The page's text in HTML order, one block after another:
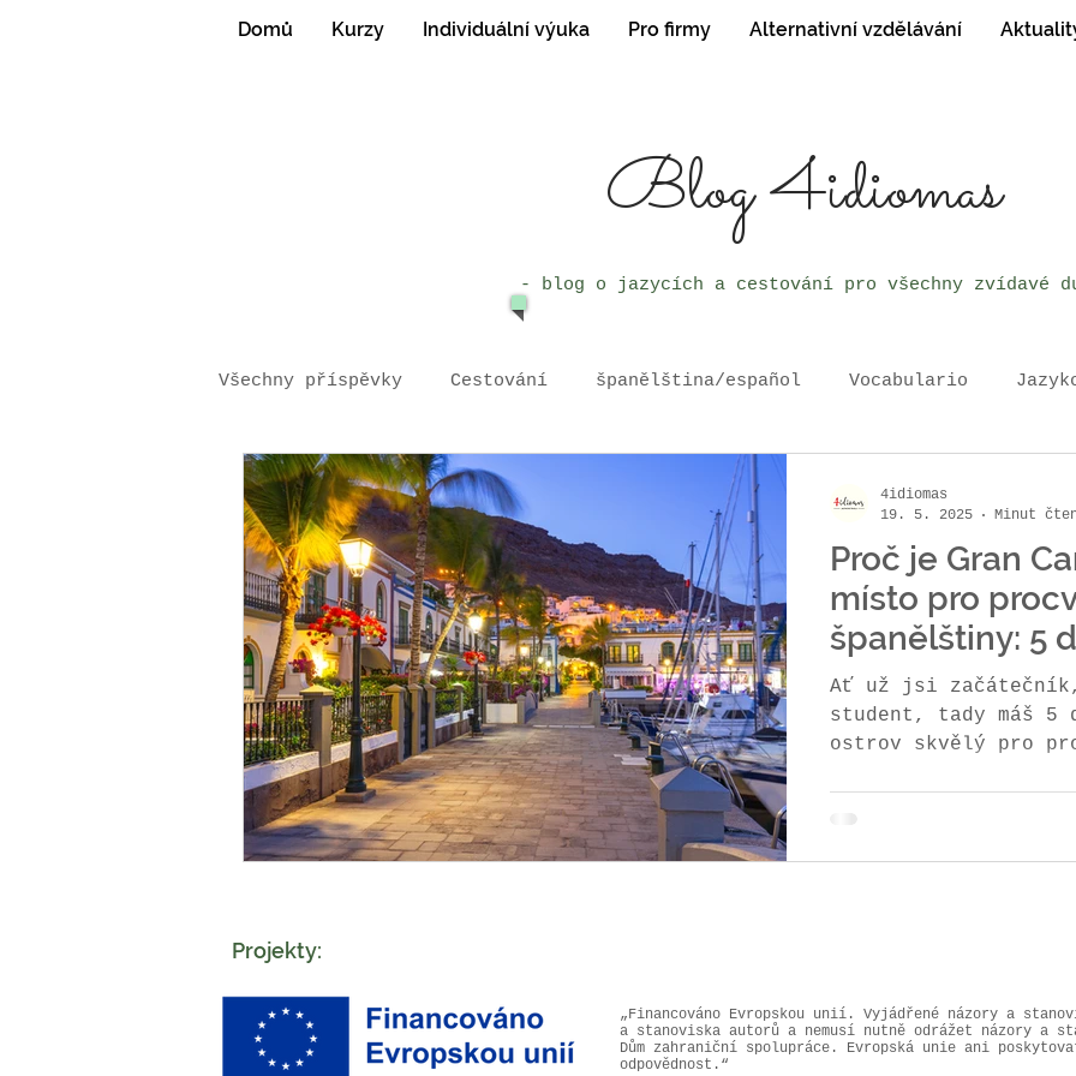
Domů Kurzy Individuální výuka Pro firmy Alternativní vzdělávání
Blog 4idiomas
- blog o jazycích a cestování pro všechny zvídavé
Všechny příspěvky Cestování španělština/español Vocabulario
Gran Canaria
Proč je Gran
místo pro
španělštiny: 5
nadchnou
Ať už jsi
student, tady máš 5
ostrov skvělý pro
4idiomas
19. 5. 2025
Minut
Projekty:
„Financováno Evropskou unií. Vyjádřené názory a
a stanoviska autorů a nemusí nutně odrážet názory a
Dům zahraniční spolupráce. Evropská unie ani
odpovědnost.“